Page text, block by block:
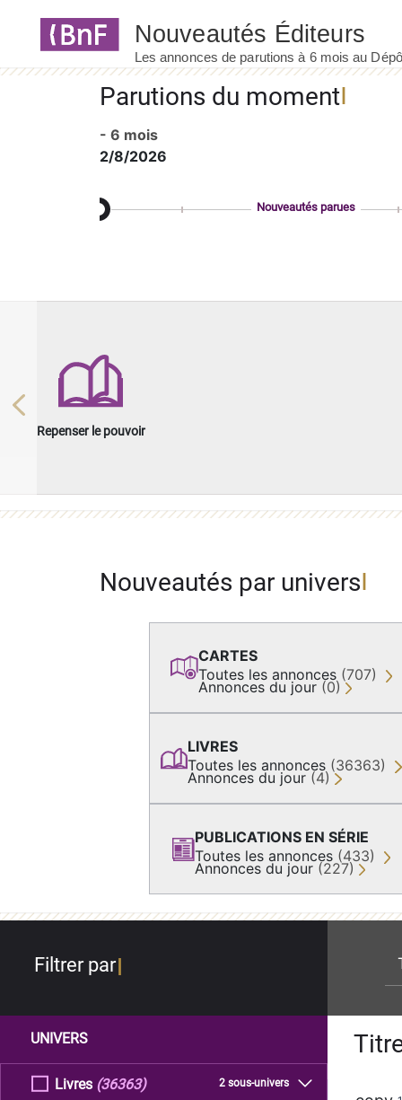
Parutions du moment
- 6 mois
2/8/2026
Nouveautés parues
Repenser le pouvoir
Previous
Nouveautés par univers
CARTES
Toutes les annonces (707)
Annonces du jour (0)
LIVRES
Toutes les annonces (36363)
Annonces du jour (4)
PUBLICATIONS EN SÉRIE
Toutes les annonces (433)
Annonces du jour (227)
Filtrer par
UNIVERS
Livres 2 sous-univers
(36363)